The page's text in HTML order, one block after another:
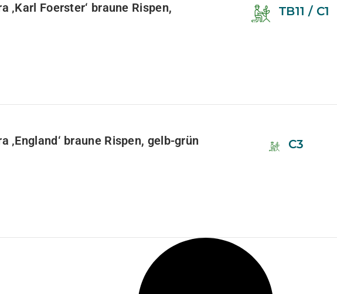
‚Karl Foerster‘ braune Rispen,
TB11 / C1
‚England‘ braune Rispen, gelb-grün
C3